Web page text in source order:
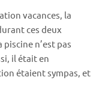
vacances, la
ces deux
n’est pas
il était en
étaient sympas, et